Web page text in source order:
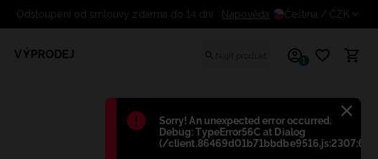
Błąd:
Sorry! An unexpected error occurred.
Debug: TypeError56C at Dialog
(/
Odstoupení od smlouvy zdarma do
Nápověda Čeština / CZK
VÝPRODEJ 1